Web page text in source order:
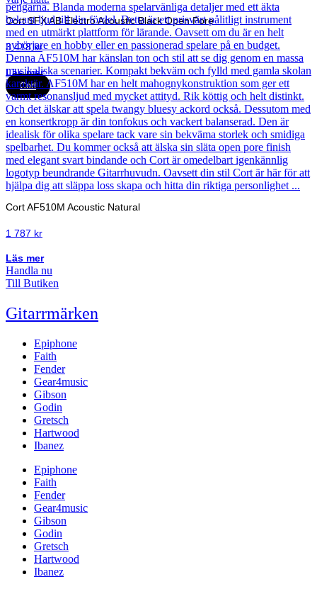
Cort SFX AB Electro Acoustic Black Open Pore
3 418kr
Läs mer
Cort
Cort AF510M Acoustic Natural
1 787 kr
Läs mer
Handla nu
Till Butiken
Gitarrmärken
Epiphone
Faith
Fender
Gear4music
Gibson
Godin
Gretsch
Hartwood
Ibanez
Epiphone
Faith
Fender
Gear4music
Gibson
Godin
Gretsch
Hartwood
Ibanez